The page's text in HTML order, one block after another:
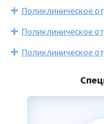
Поликлиническое
Поликлиническое
Поликлиническое